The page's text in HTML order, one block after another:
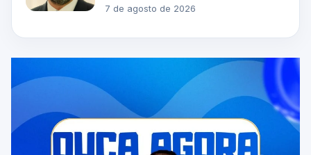
7 de agosto de 2026